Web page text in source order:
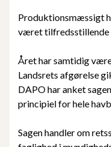
Produktionsmæssigt
været tilfredsstillende
Året har samtidig
Landsrets afgørelse
DAPO har anket
principiel for hele
Sagen handler om